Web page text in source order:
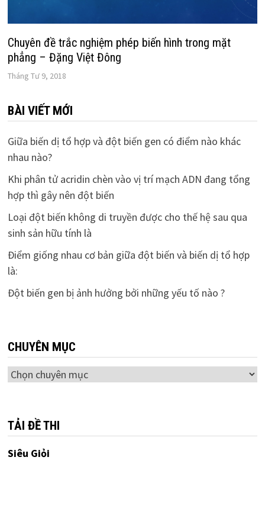
Chuyên đề trắc nghiệm phép biến hình trong mặt
phẳng – Đặng Việt Đông
Tháng Tư 9, 2018
BÀI VIẾT MỚI
Giữa biến dị tổ hợp và đột biến gen có điểm nào khác
nhau nào?
Khi phân tử acridin chèn vào vị trí mạch ADN đang tổng
hợp thì gây nên đột biến
Loại đột biến không di truyền được cho thế hệ sau qua
sinh sản hữu tính là
Điểm giống nhau cơ bản giữa đột biến và biến dị tổ hợp
là:
Đột biến gen bị ảnh hưởng bởi những yếu tố nào ?
CHUYÊN MỤC
Chuyên
TẢI ĐỀ THI
Siêu Giỏi